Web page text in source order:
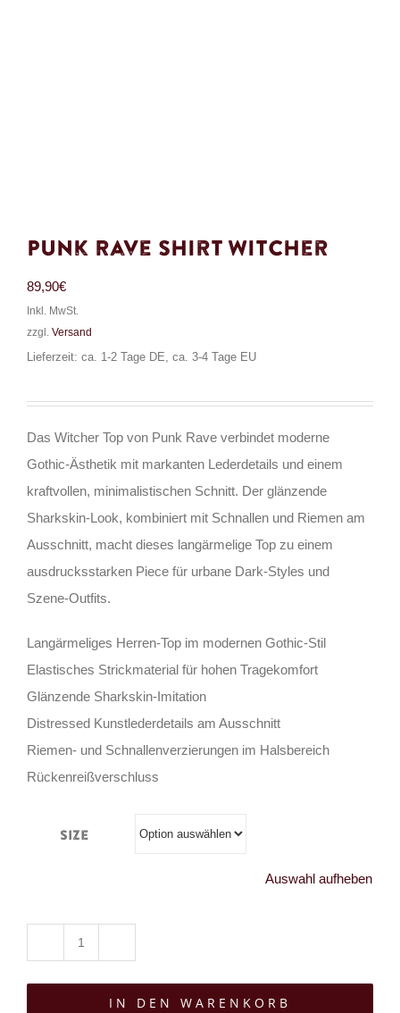
Punk Rave Shirt Witcher
89,90€
Inkl. MwSt.
zzgl. Versand
Lieferzeit: ca. 1-2 Tage DE, ca. 3-4 Tage EU
Das Witcher Top von Punk Rave verbindet moderne
Gothic-Ästhetik mit markanten Lederdetails und einem
kraftvollen, minimalistischen Schnitt. Der glänzende
Sharkskin-Look, kombiniert mit Schnallen und Riemen am
Ausschnitt, macht dieses langärmelige Top zu einem
ausdrucksstarken Piece für urbane Dark-Styles und
Szene-Outfits.
Langärmeliges Herren-Top im modernen Gothic-Stil
Elastisches Strickmaterial für hohen Tragekomfort
Glänzende Sharkskin-Imitation
Distressed Kunstlederdetails am Ausschnitt
Riemen- und Schnallenverzierungen im Halsbereich
Rückenreißverschluss
Size
Auswahl aufheben
Rave
IN DEN WARENKORB